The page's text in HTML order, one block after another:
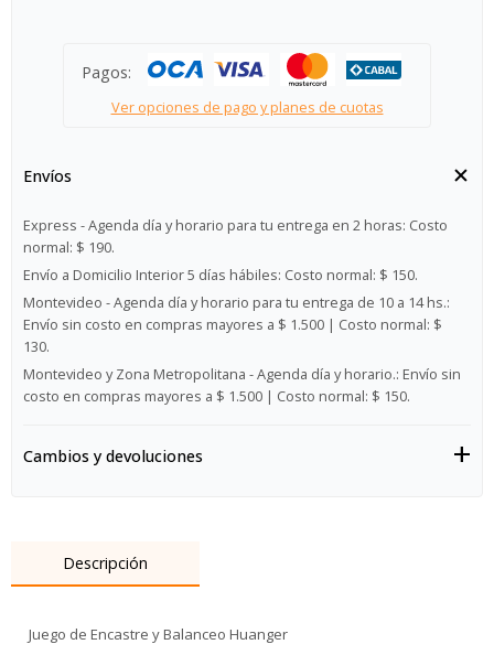
Pagos:
Ver opciones de pago y planes de cuotas
Envíos
Express - Agenda día y horario para tu entrega en 2 horas: Costo
normal: $ 190.
Envío a Domicilio Interior 5 días hábiles: Costo normal: $ 150.
Montevideo - Agenda día y horario para tu entrega de 10 a 14 hs.:
Envío sin costo en compras mayores a $ 1.500 | Costo normal: $
130.
Montevideo y Zona Metropolitana - Agenda día y horario.: Envío sin
costo en compras mayores a $ 1.500 | Costo normal: $ 150.
Cambios y devoluciones
Descripción
Juego de Encastre y Balanceo Huanger